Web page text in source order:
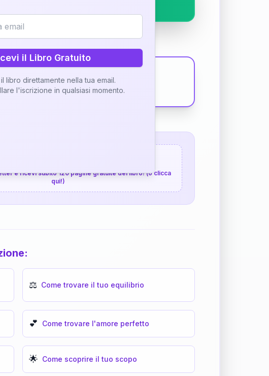
e ricevi subito 120 pagine gratuite del libro! (o clicca
qui!)
⚖️ Come trovare il tuo equilibrio
💕 Come trovare l'amore perfetto
🌟 Come scoprire il tuo scopo
il Libro Gratuito
libro direttamente nella tua email.
l'iscrizione in qualsiasi momento.